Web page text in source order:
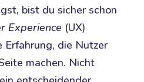
bist du sicher schon
Experience (UX)
die Nutzer
machen. Nicht